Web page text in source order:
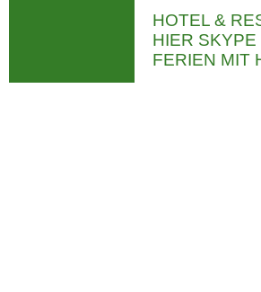
HOTEL &
HIER
FERIEN MIT